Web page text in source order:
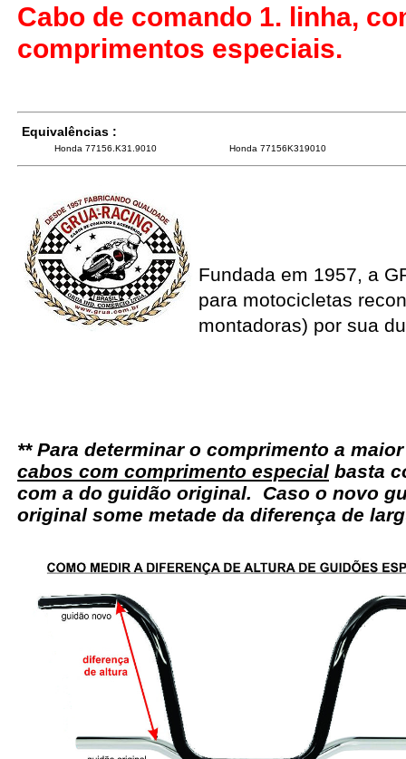
Cabo de comando 1. linha,
comprimentos especiais.
Equivalências :
Honda 77156.K31.9010 Honda 77156K319010
Fundada em 1957, a
para motocicletas
montadoras) por sua
** Para determinar o comprimento a
cabos com comprimento especial basta
com a do guidão original. Caso o novo
original some metade da diferença de